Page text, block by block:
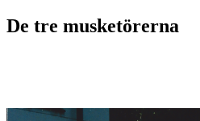
De tre musketörerna